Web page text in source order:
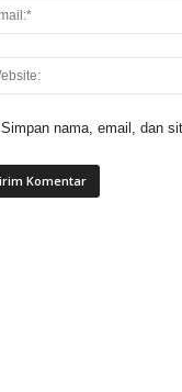
Simpan nama, email, dan